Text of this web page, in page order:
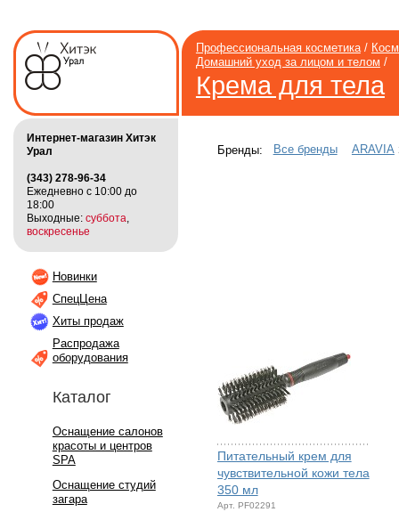
Профессиональная косметика/
Домашний уход за лицом и телом /
Крема для тела
Интернет-магазин Хитэк
Урал
(343) 278-96-34
Ежедневно с 10:00 до
18:00
Выходные: суббота
воскресенье
Новинки
СпецЦена
Хиты продаж
Распродажа
оборудования
Каталог
Оснащение салонов
красоты и центров
SPA
Оснащение студий
загара
Бренды: Все бренды ARAVIA
Питательный крем для
чувствительной кожи тела
350 мл
Арт. PF02291